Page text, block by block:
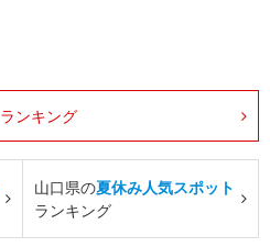
ランキング
山口県の夏休み人気スポット
ランキング